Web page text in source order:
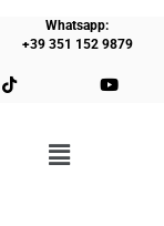
Whatsapp:
+39 351 152 9879